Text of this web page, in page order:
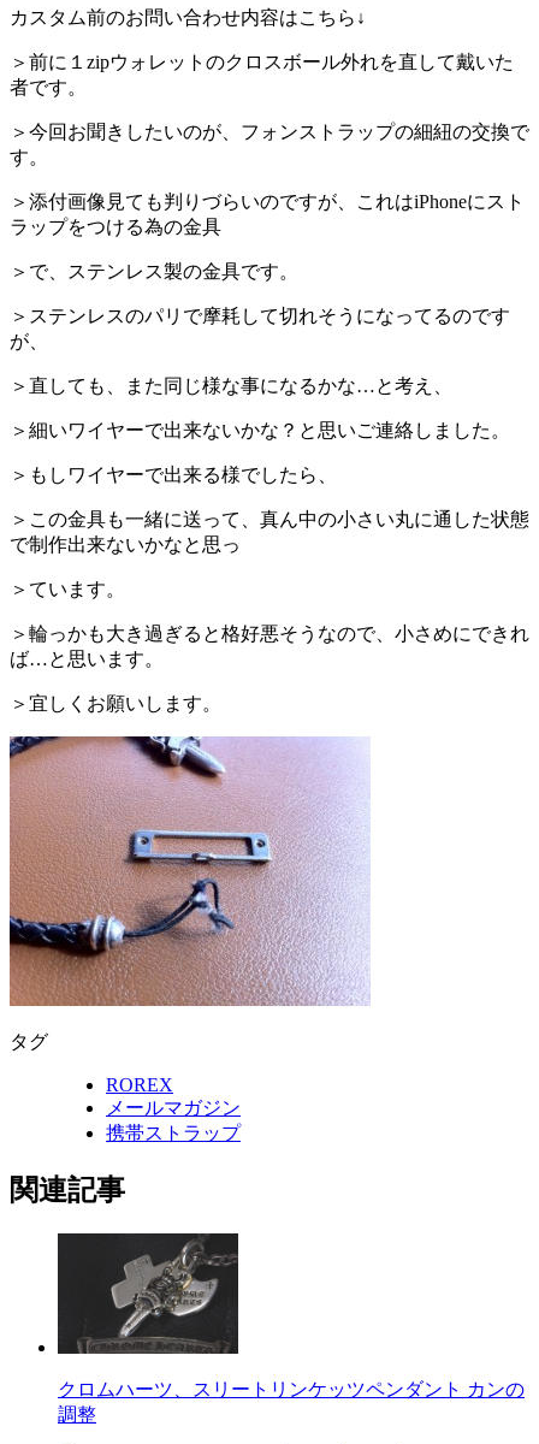
カスタム前のお問い合わせ内容はこちら↓
＞前に１zipウォレットのクロスボール外れを直して戴いた
者です。
＞今回お聞きしたいのが、フォンストラップの細紐の交換で
す。
＞添付画像見ても判りづらいのですが、これはiPhoneにスト
ラップをつける為の金具
＞で、ステンレス製の金具です。
＞ステンレスのパリで摩耗して切れそうになってるのです
が、
＞直しても、また同じ様な事になるかな…と考え、
＞細いワイヤーで出来ないかな？と思いご連絡しました。
＞もしワイヤーで出来る様でしたら、
＞この金具も一緒に送って、真ん中の小さい丸に通した状態
で制作出来ないかなと思っ
＞ています。
＞輪っかも大き過ぎると格好悪そうなので、小さめにできれ
ば…と思います。
＞宜しくお願いします。
タグ
ROREX
メールマガジン
携帯ストラップ
関連記事
クロムハーツ、スリートリンケッツペンダント カンの
調整